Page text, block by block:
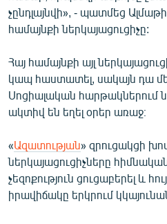
չընդլայնվի», - պատմեց
համայնքի ներկայացուցիչը:
Հայ համայնքի այլ
կապ հաստատել, սակայն դա
Սոցիալական հարթակներում
ակտիվ են եղել օրեր առաջ։
«Ազատության» զրուցակցի
ներկայացուցիչները
չեզոքություն ցուցաբերել և
իրավիճակը երկրում